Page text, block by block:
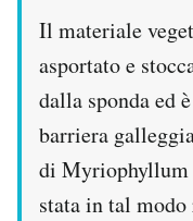
Il materiale
asportato e
dalla sponda ed
barriera
di Myriophyllum
stata in tal